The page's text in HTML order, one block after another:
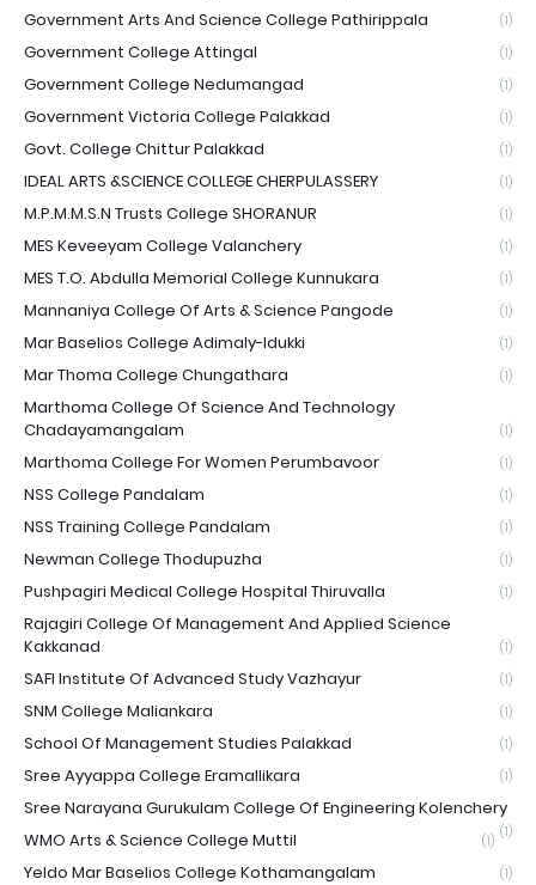
Government Arts And Science College Pathirippala (1)
Government College Attingal (1)
Government College Nedumangad (1)
Government Victoria College Palakkad (1)
Govt. College Chittur Palakkad (1)
IDEAL ARTS &SCIENCE COLLEGE CHERPULASSERY (1)
M.P.M.M.S.N Trusts College SHORANUR (1)
MES Keveeyam College Valanchery (1)
MES T.O. Abdulla Memorial College Kunnukara (1)
Mannaniya College Of Arts & Science Pangode (1)
Mar Baselios College Adimaly-Idukki (1)
Mar Thoma College Chungathara (1)
Marthoma College Of Science And Technology
Chadayamangalam
(1)
Marthoma College For Women Perumbavoor (1)
NSS College Pandalam (1)
NSS Training College Pandalam (1)
Newman College Thodupuzha (1)
Pushpagiri Medical College Hospital Thiruvalla (1)
Rajagiri College Of Management And Applied Science
Kakkanad
(1)
SAFI Institute Of Advanced Study Vazhayur (1)
SNM College Maliankara (1)
School Of Management Studies Palakkad (1)
Sree Ayyappa College Eramallikara (1)
Sree Narayana Gurukulam College Of Engineering Kolenchery
(1)
WMO Arts & Science College Muttil (1)
Yeldo Mar Baselios College Kothamangalam (1)